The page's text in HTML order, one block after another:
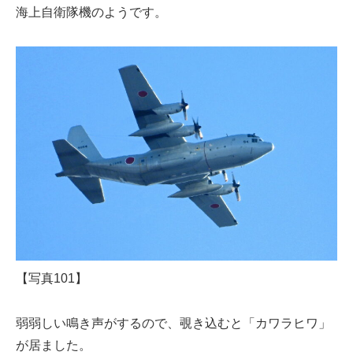
海上自衛隊機のようです。
【写真101】
弱弱しい鳴き声がするので、覗き込むと「カワラヒワ」
が居ました。